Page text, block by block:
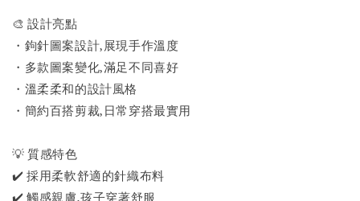
🎨 設計亮點
・鉤針圖案設計,展現手作溫度
・多款圖案變化,滿足不同喜好
・溫柔柔和的設計風格
・簡約百搭剪裁,日常穿搭最實用
💡 質感特色
✔️ 採用柔軟舒適的針織布料
✔️ 觸感親膚,孩子穿著舒服